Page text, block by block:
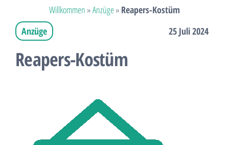
Willkommen »Anzüge» Reapers-Kostüm
Anzüge
25 Juli 2024
Reapers-Kostüm